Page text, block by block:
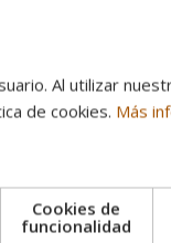
Al utilizar
de cookies. Más
Cookies de
funcionalidad